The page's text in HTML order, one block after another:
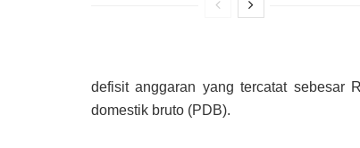
defisit anggaran yang tercatat sebesar
domestik bruto (PDB).